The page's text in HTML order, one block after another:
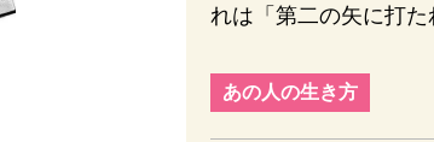
れは「第二の矢に打た
あの人の生き方